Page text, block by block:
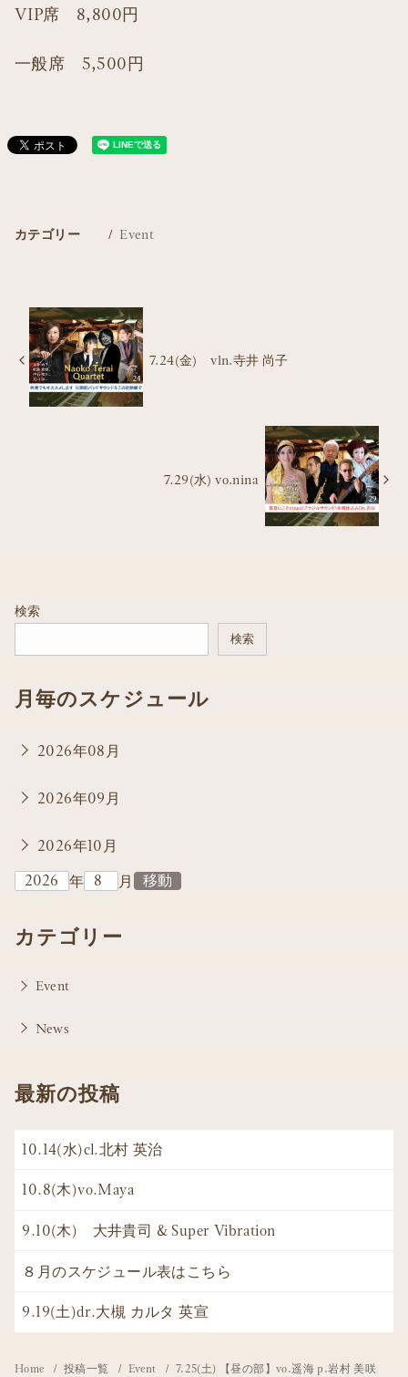
VIP席 8,800円
一般席 5,500円
カテゴリー Event
7.24(金) vln.寺井 尚子
7.29(水) vo.nina
検索
検索
月毎のスケジュール
2026年08月
2026年09月
2026年10月
年
月
カテゴリー
Event
News
最新の投稿
10.14(水)cl.北村 英治
10.8(木)vo.Maya
9.10(木) 大井貴司 & Super Vibration
８月のスケジュール表はこちら
9.19(土)dr.大槻 カルタ 英宣
Home 投稿一覧 Event 7.25(土) 【昼の部】vo.遥海 p.岩村 美咲